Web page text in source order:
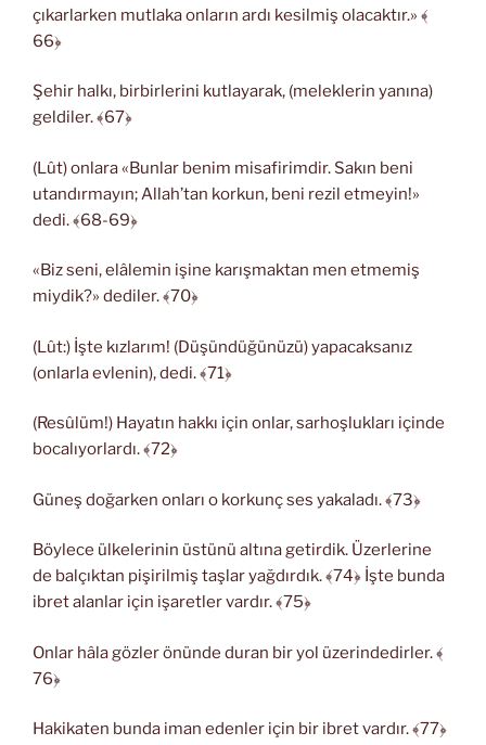
çıkarlarken mutlaka onların ardı kesilmiş olacaktır.» ﴾
66﴿
Şehir halkı, birbirlerini kutlayarak, (meleklerin yanına)
geldiler. ﴾67﴿
(Lût) onlara «Bunlar benim misafirimdir. Sakın beni
utandırmayın; Allah’tan korkun, beni rezil etmeyin!»
dedi. ﴾68-69﴿
«Biz seni, elâlemin işine karışmaktan men etmemiş
miydik?» dediler. ﴾70﴿
(Lût:) İşte kızlarım! (Düşündüğünüzü) yapacaksanız
(onlarla evlenin), dedi. ﴾71﴿
(Resûlüm!) Hayatın hakkı için onlar, sarhoşlukları içinde
bocalıyorlardı. ﴾72﴿
Güneş doğarken onları o korkunç ses yakaladı. ﴾73﴿
Böylece ülkelerinin üstünü altına getirdik. Üzerlerine
de balçıktan pişirilmiş taşlar yağdırdık. ﴾74﴿ İşte bunda
ibret alanlar için işaretler vardır. ﴾75﴿
Onlar hâla gözler önünde duran bir yol üzerindedirler. ﴾
76﴿
Hakikaten bunda iman edenler için bir ibret vardır. ﴾77﴿